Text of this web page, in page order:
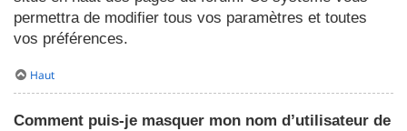
permettra de modifier tous vos paramètres et toutes
vos préférences.
Haut
Comment puis-je masquer mon nom d’utilisateur de